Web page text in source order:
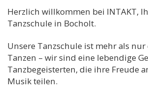
Herzlich willkommen bei INTAKT,
Tanzschule in Bocholt.
Unsere Tanzschule ist mehr als
Tanzen – wir sind eine lebendige
Tanzbegeisterten, die ihre Freude
Musik teilen.